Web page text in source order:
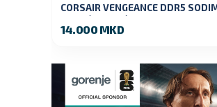
CORSAIR VENGEANCE DDR5
32GB (2x16GB) DDR5 4800MT/s
14.000 MKD